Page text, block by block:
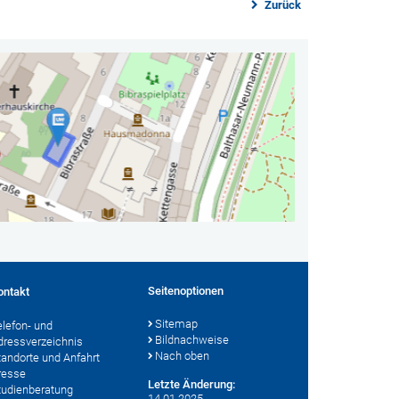
Zurück
und
und Anfahrt
Seitenoptionen
Sitemap
Bildnachweise
Nach oben
Letzte Änderung: